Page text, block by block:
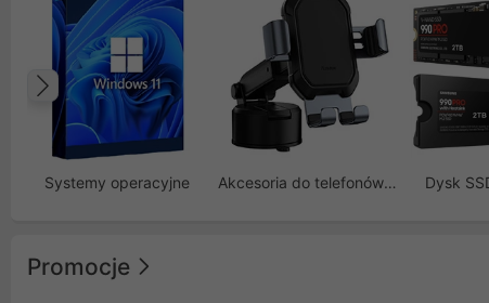
Systemy operacyjne Akcesoria do telefonów GSM Dysk
Poprzedni
Promocje